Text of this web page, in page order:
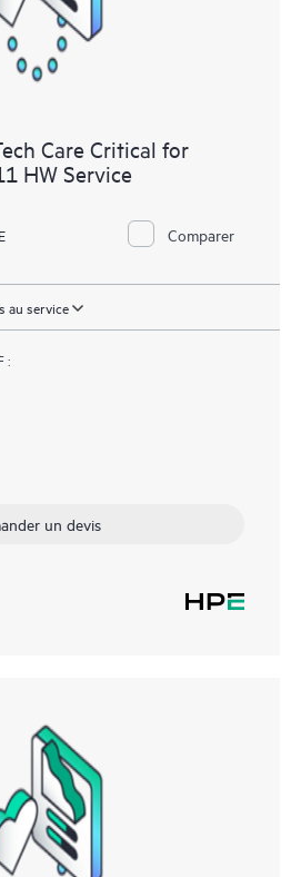
Care Critical for
HW Service
Comparer
au service
:
un devis